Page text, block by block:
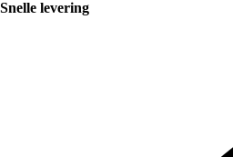
Snelle levering